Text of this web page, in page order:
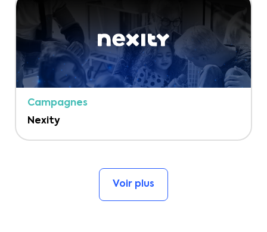
Campagnes
Nexity
Voir plus